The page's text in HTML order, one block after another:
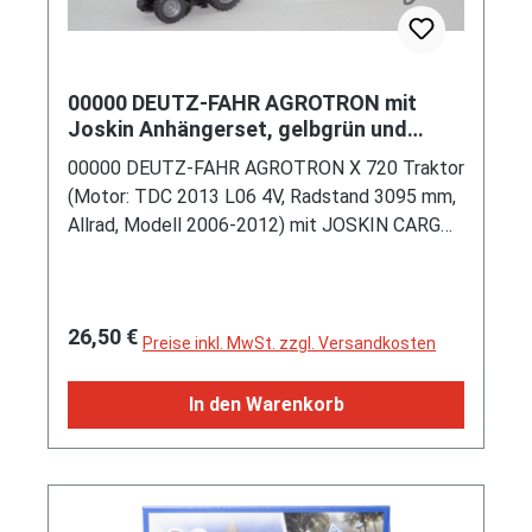
00000 DEUTZ-FAHR AGROTRON mit
Joskin Anhängerset, gelbgrün und
grün/orange/silber, 1:87, L17mK
00000 DEUTZ-FAHR AGROTRON X 720 Traktor
(Motor: TDC 2013 L06 4V, Radstand 3095 mm,
Allrad, Modell 2006-2012) mit JOSKIN CARGO-
horizontalen Fräswalzen, Länge vor
23.000 (Typ Güllefass ohne Anbaugerät,
Fassungsvermögen 23.414 l, Ansaugrüssel mit
vorderem Drehpunkt) und SILO-CARGO 24/45
(Typ Silagewagen, DIN-Volumen 42,8 m³)
(Deutz mit Joskin Anhängerset), Traktor:
Regulärer Preis:
26,50 € Preise inkl. MwSt. zzgl. Versandkosten
In den Warenkorb